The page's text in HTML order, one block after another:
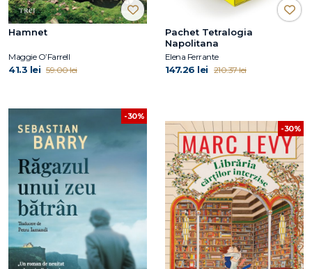
Hamnet
Maggie O’Farrell
41.3 lei 59.00 lei
Pachet Tetralogia
Napolitana
Elena Ferrante
147.26 lei 210.37 lei
-30%
-30%